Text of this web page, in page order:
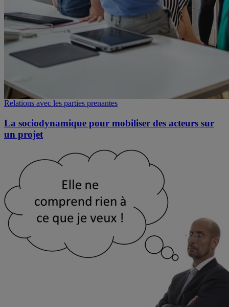
Relations avec les parties prenantes
La sociodynamique pour mobiliser des acteurs sur
un projet